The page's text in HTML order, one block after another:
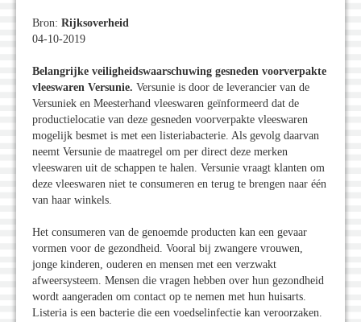
Bron: Rijksoverheid
04-10-2019
Belangrijke veiligheidswaarschuwing gesneden voorverpakte
vleeswaren Versunie. Versunie is door de leverancier van de
Versuniek en Meesterhand vleeswaren geïnformeerd dat de
productielocatie van deze gesneden voorverpakte vleeswaren
mogelijk besmet is met een listeriabacterie. Als gevolg daarvan
neemt Versunie de maatregel om per direct deze merken
vleeswaren uit de schappen te halen. Versunie vraagt klanten om
deze vleeswaren niet te consumeren en terug te brengen naar één
van haar winkels.
Het consumeren van de genoemde producten kan een gevaar
vormen voor de gezondheid. Vooral bij zwangere vrouwen,
jonge kinderen, ouderen en mensen met een verzwakt
afweersysteem. Mensen die vragen hebben over hun gezondheid
wordt aangeraden om contact op te nemen met hun huisarts.
Listeria is een bacterie die een voedselinfectie kan veroorzaken.